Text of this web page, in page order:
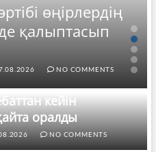
өңірлердің
қалыптасып
NO COMMENTS
кейін
оралды
NO COMMENTS